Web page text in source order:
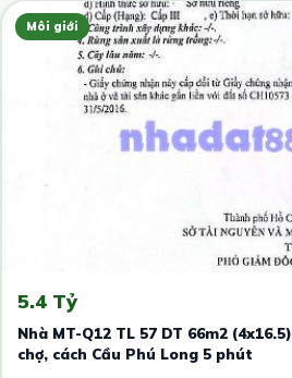
Môi giới
5.4 Tỷ
Nhà MT-Q12 TL 57 DT 66m2 (4x16.5)vào ở ngay, gần
chợ, cách Cầu Phú Long 5 phút